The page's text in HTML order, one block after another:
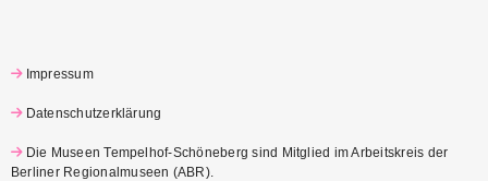
Impressum
Datenschutzerklärung
Die Museen Tempelhof-Schöneberg sind Mitglied im Arbeitskreis der
Berliner Regionalmuseen (ABR).